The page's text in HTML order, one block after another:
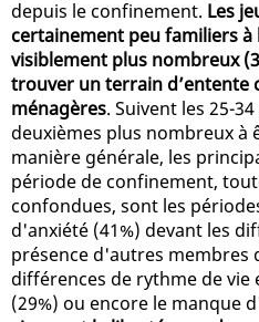
depuis le confinement. Les
certainement peu familiers
visiblement plus nombreux
trouver un terrain d’entente
ménagères. Suivent les 25-
deuxièmes plus nombreux à
manière générale, les
période de confinement,
confondues, sont les
d'anxiété (41%) devant les
présence d'autres membres
différences de rythme de
(29%) ou encore le manque